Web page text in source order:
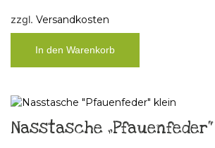
zzgl. Versandkosten
In den Warenkorb
Nasstasche